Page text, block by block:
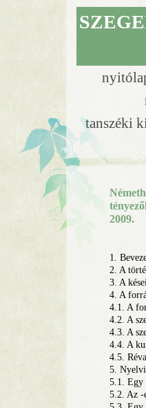
tanszéki
2009.
1.
2. A
3. A
4. A
4.1. A
4.2. A
4.3. A
4.4. A
4.5.
5.
5.1. Egy
5.2. Az -